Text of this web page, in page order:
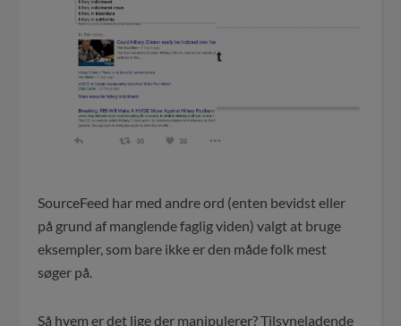
SourceFeed har med andre ord (enten bevidst eller
på grund af manglende faglig viden) valgt at bruge
eksempler, som bare ikke er den måde folk mest
søger på.
Så hvem er det lige der manipulerer? Tilsyneladende